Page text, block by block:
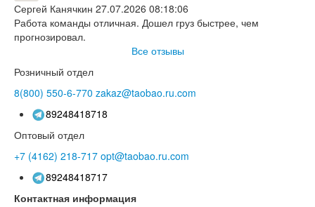
Сергей Канячкин 27.07.2026 08:18:06
Работа команды отличная. Дошел груз быстрее, чем
прогнозировал.
Все отзывы
Розничный отдел
8(800) 550-6-770 zakaz@taobao.ru.com
89248418718
Оптовый отдел
+7 (4162) 218-717 opt@taobao.ru.com
89248418717
Контактная информация